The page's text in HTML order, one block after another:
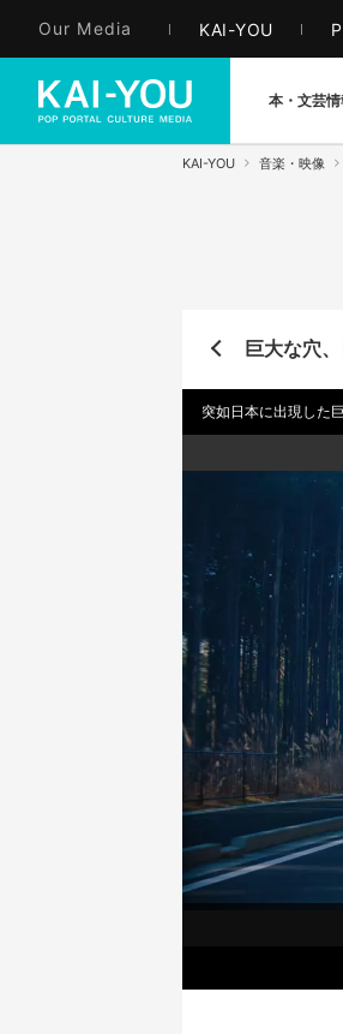
Our Media KAI-YOU
本・文芸
KAI-YOU 音楽・映像
巨大な穴
突如日本に出現した